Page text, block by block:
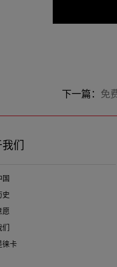
下一篇： 免
们
国
史
愿
徕卡